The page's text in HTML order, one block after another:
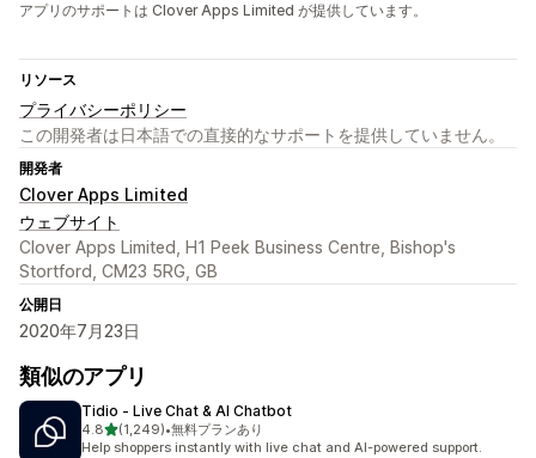
アプリのサポートは Clover Apps Limited が提供しています。
リソース
プライバシーポリシー
この開発者は日本語での直接的なサポートを提供していません。
開発者
Clover Apps Limited
ウェブサイト
Clover Apps Limited, H1 Peek Business Centre, Bishop's
Stortford, CM23 5RG, GB
公開日
2020年7月23日
類似のアプリ
Tidio ‑ Live Chat & AI Chatbot
4.85つ星中
(1,249)
合計レビュー数：1249件
•無料プランあり
Help shoppers instantly with live chat and AI-powered support.